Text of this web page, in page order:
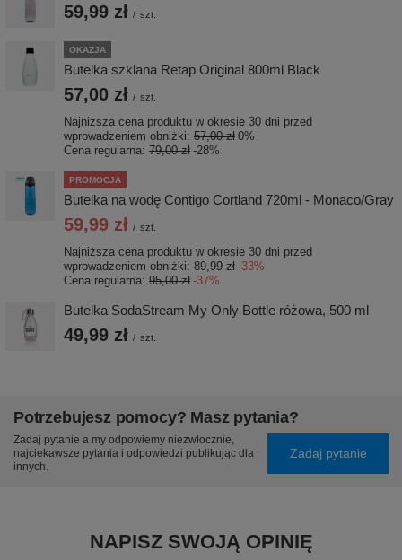
59,99 zł / szt.
OKAZJA
Butelka szklana Retap Original 800ml Black
57,00 zł / szt.
Najniższa cena produktu w okresie 30 dni przed
wprowadzeniem obniżki: 57,00 zł 0%
Cena regularna: 79,00 zł -28%
PROMOCJA
Butelka na wodę Contigo Cortland 720ml - Monaco/Gray
59,99 zł / szt.
Najniższa cena produktu w okresie 30 dni przed
wprowadzeniem obniżki: 89,99 zł -33%
Cena regularna: 95,00 zł -37%
Butelka SodaStream My Only Bottle różowa, 500 ml
49,99 zł / szt.
Potrzebujesz pomocy? Masz pytania?
Zadaj pytanie a my odpowiemy niezwłocznie,
najciekawsze pytania i odpowiedzi publikując dla
innych.
Zadaj pytanie
NAPISZ SWOJĄ OPINIĘ